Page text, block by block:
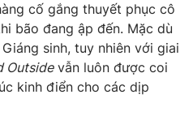
cố gắng thuyết phục cô
bão đang ập đến. Mặc dù
sinh, tuy nhiên với giai
Outsidevẫn luôn được coi
kinh điển cho các dịp